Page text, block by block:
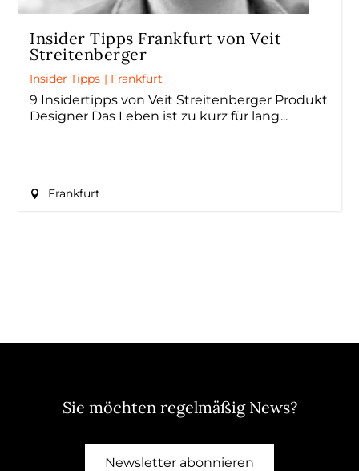
Insider Tipps Frankfurt von Veit
Streitenberger
Insider Tipps | Frankfurt
9 Insidertipps von Veit Streitenberger Produkt
Designer Das Leben ist zu kurz für lang
Frankfurt
Sie möchten regelmäßig News?
Newsletter abonnieren